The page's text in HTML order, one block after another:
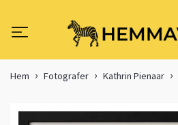
Hem Fotografer Kathrin Pienaar